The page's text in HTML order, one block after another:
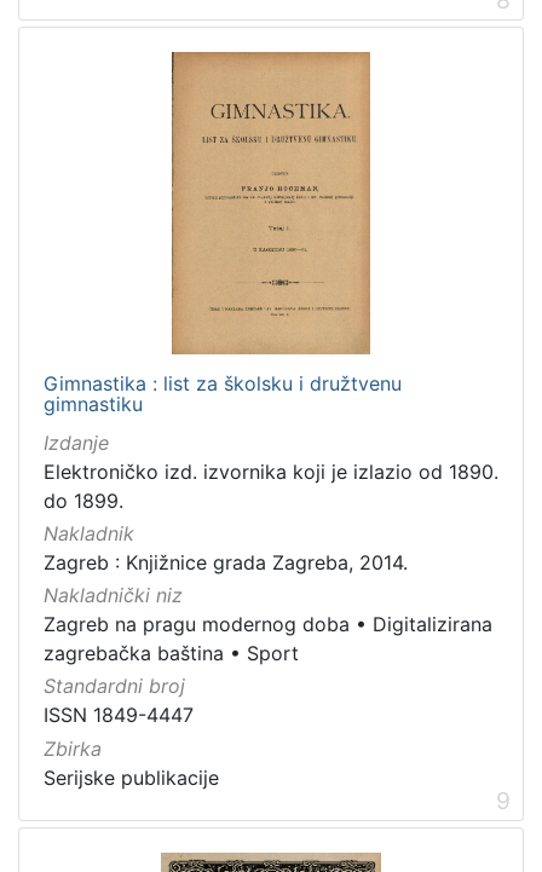
Gimnastika : list za školsku i družtvenu
gimnastiku
Izdanje
Elektroničko izd. izvornika koji je izlazio od 1890.
do 1899.
Nakladnik
Zagreb : Knjižnice grada Zagreba, 2014.
Nakladnički niz
Zagreb na pragu modernog doba • Digitalizirana
zagrebačka baština • Sport
Standardni broj
ISSN 1849-4447
Zbirka
Serijske publikacije
9